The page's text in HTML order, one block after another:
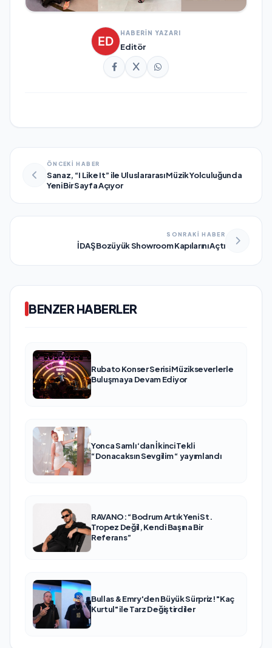
HABERİN YAZARI
Editör
ÖNCEKİ HABER
Sanaz, “I Like It” ile Uluslararası Müzik Yolculuğunda
Yeni Bir Sayfa Açıyor
SONRAKİ HABER
İDAŞ Bozüyük Showroom Kapılarını Açtı
BENZER HABERLER
Rubato Konser Serisi Müzikseverlerle
Buluşmaya Devam Ediyor
Yonca Samlı ‘dan İkinci Tekli
“Donacaksın Sevgilim “ yayımlandı
RAVANO: “Bodrum Artık Yeni St.
Tropez Değil, Kendi Başına Bir
Referans”
Bullas & Emry'den Büyük Sürpriz! "Kaç
Kurtul" ile Tarz Değiştirdiler